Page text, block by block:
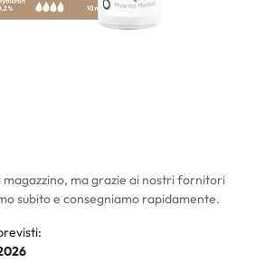
magazzino, ma grazie ai nostri fornitori
subito e consegniamo rapidamente.